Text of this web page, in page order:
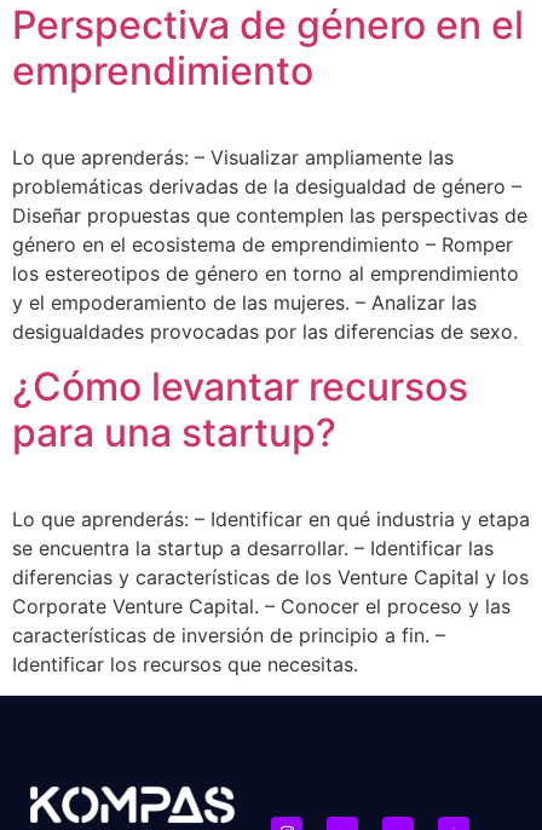
Perspectiva de género en el
emprendimiento
Lo que aprenderás: – Visualizar ampliamente las
problemáticas derivadas de la desigualdad de género –
Diseñar propuestas que contemplen las perspectivas de
género en el ecosistema de emprendimiento – Romper
los estereotipos de género en torno al emprendimiento
y el empoderamiento de las mujeres. – Analizar las
desigualdades provocadas por las diferencias de sexo.
¿Cómo levantar recursos
para una startup?
Lo que aprenderás: – Identificar en qué industria y etapa
se encuentra la startup a desarrollar. – Identificar las
diferencias y características de los Venture Capital y los
Corporate Venture Capital. – Conocer el proceso y las
características de inversión de principio a fin. –
Identificar los recursos que necesitas.